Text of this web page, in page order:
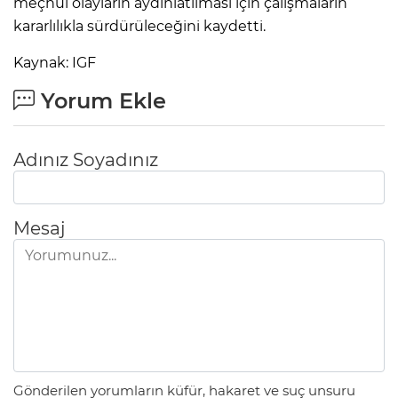
kararlılıkla sürdürüleceğini kaydetti.
Kaynak: IGF
Yorum Ekle
Adınız Soyadınız
Mesaj
Gönderilen yorumların küfür, hakaret ve suç unsuru